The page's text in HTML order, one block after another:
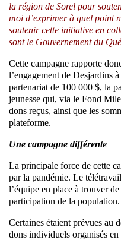
la région de Sorel pour
moi d’exprimer à quel point
soutenir cette initiative en
sont le Gouvernement du
Cette campagne rapporte
l’engagement de Desjardins
partenariat de 100 000 $, la
jeunesse qui, via le Fond
dons reçus, ainsi que les
plateforme.
Une campagne différente
La principale force de cette
par la pandémie. Le
l’équipe en place à trouver
participation de la population.
Certaines étaient prévues au
dons individuels organisés